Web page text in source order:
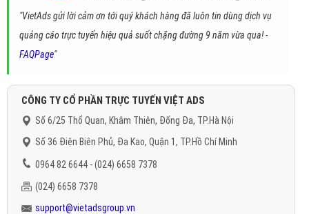
"VietAds gửi lời cảm ơn tới quý khách hàng đã luôn tin dùng dịch vụ
quảng cáo trực tuyến hiệu quả suốt chặng đường 9 năm vừa qua! -
FAQPage"
CÔNG TY CỔ PHẦN TRỰC TUYẾN VIỆT ADS
Số 6/25 Thổ Quan, Khâm Thiên, Đống Đa, TP.Hà Nội
Số 36 Điện Biên Phủ, Đa Kao, Quận 1, TP.Hồ Chí Minh
0964 82 6644 - (024) 6658 7378
(024) 6658 7378
support@vietadsgroup.vn